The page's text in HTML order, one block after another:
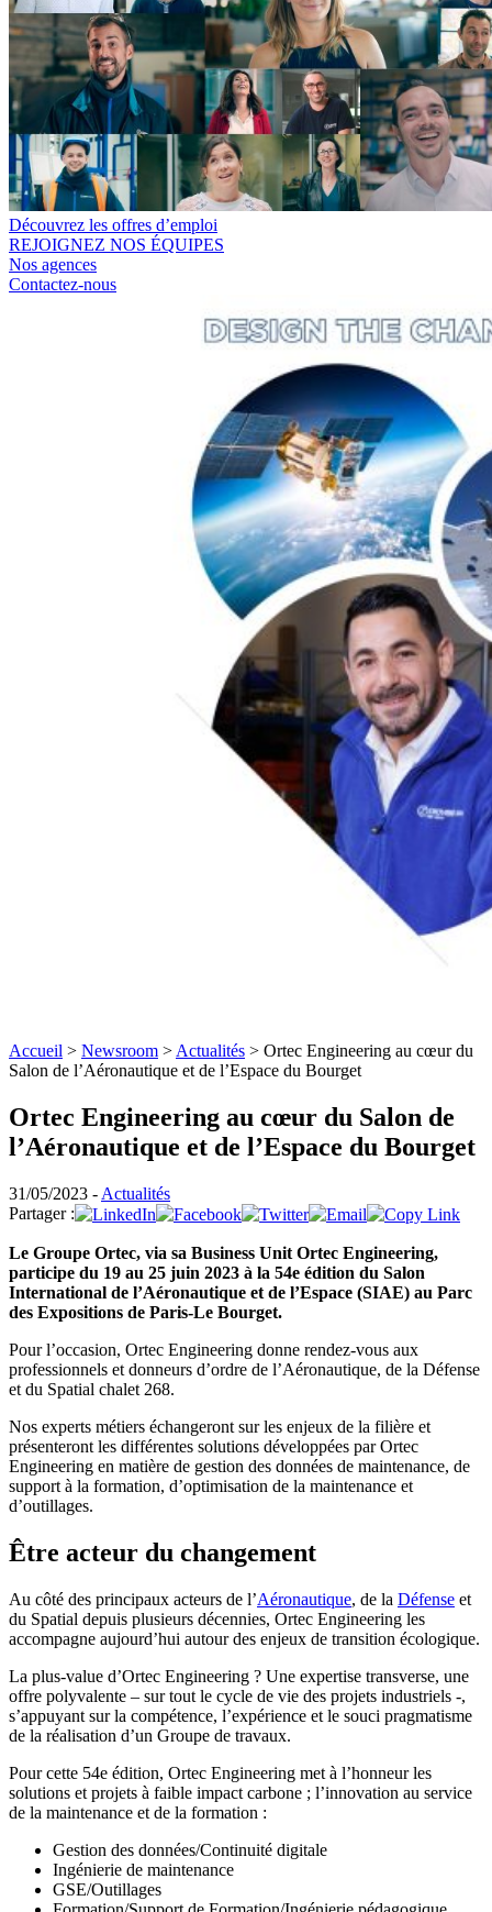
Découvrez les offres d’emploi
REJOIGNEZ NOS ÉQUIPES
Nos agences
Contactez-nous
Accueil > Newsroom > Actualités > Ortec Engineering au cœur du
Salon de l’Aéronautique et de l’Espace du Bourget
Ortec Engineering au cœur du Salon de
l’Aéronautique et de l’Espace du Bourget
31/05/2023 - Actualités
Partager :
Le Groupe Ortec, via sa Business Unit Ortec Engineering,
participe du 19 au 25 juin 2023 à la 54e édition du Salon
International de l’Aéronautique et de l’Espace (SIAE) au Parc
des Expositions de Paris-Le Bourget.
Pour l’occasion, Ortec Engineering donne rendez-vous aux
professionnels et donneurs d’ordre de l’Aéronautique, de la Défense
et du Spatial chalet 268.
Nos experts métiers échangeront sur les enjeux de la filière et
présenteront les différentes solutions développées par Ortec
Engineering en matière de gestion des données de maintenance, de
support à la formation, d’optimisation de la maintenance et
d’outillages.
Être acteur du changement
Au côté des principaux acteurs de l’Aéronautique, de la Défense et
du Spatial depuis plusieurs décennies, Ortec Engineering les
accompagne aujourd’hui autour des enjeux de transition écologique.
La plus-value d’Ortec Engineering ? Une expertise transverse, une
offre polyvalente – sur tout le cycle de vie des projets industriels -,
s’appuyant sur la compétence, l’expérience et le souci pragmatisme
de la réalisation d’un Groupe de travaux.
Pour cette 54e édition, Ortec Engineering met à l’honneur les
solutions et projets à faible impact carbone ; l’innovation au service
de la maintenance et de la formation :
Gestion des données/Continuité digitale
Ingénierie de maintenance
GSE/Outillages